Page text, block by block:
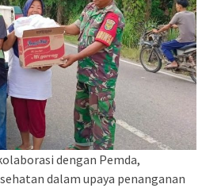
dengan Pemda,
dalam upaya penanganan